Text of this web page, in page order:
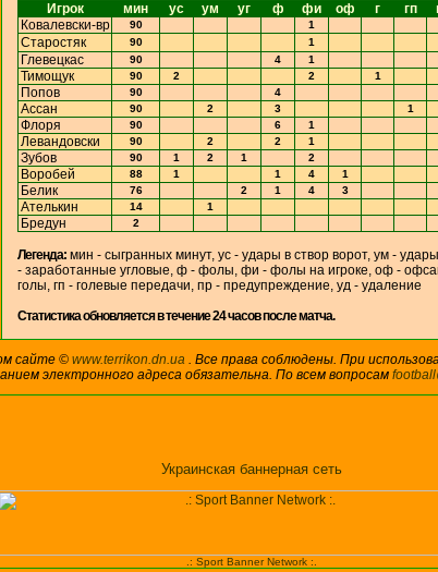
Игрок мин ус ум уг ф фи оф г гп
Ковалевски-вр
90 1
Старостяк 90 1
Глевецкас 90 4 1
Тимощук 90 2 2 1
Попов 90 4
Ассан 90 2 3 1
Флоря 90 6 1
Левандовски 90 2 2 1
Зубов 90 1 2 1 2
Воробей 88 1 1 4 1
Белик 76 2 1 4 3
Ателькин 14 1
Бредун 2
Легенда: мин - сыгранных минут, ус - удары в створ ворот, ум -
- заработанные угловые, ф - фолы, фи - фолы на игроке, оф -
голы, гп - голевые передачи, пр - предупреждение, уд - удаление
Cтатистика обновляется в течение 24 часов после матча.
сайте © www.terrikon.dn.ua . Все права соблюдены. При
электронного адреса обязательна. По всем вопросам
Украинская баннерная сеть
.: Sport Banner Network :.